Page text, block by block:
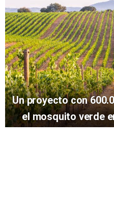
Un proyecto con
el mosquito verde